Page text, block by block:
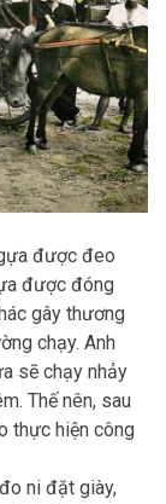
được đeo
được đóng
gây thương
chạy. Anh
sẽ chạy nhảy
Thế nên, sau
thực hiện công
ni đặt giày,